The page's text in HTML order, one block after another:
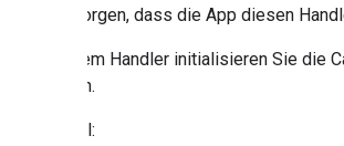
dafür sorgen, dass die App diesen
In diesem Handler initialisieren Sie die
aufrufen.
Beispiel: